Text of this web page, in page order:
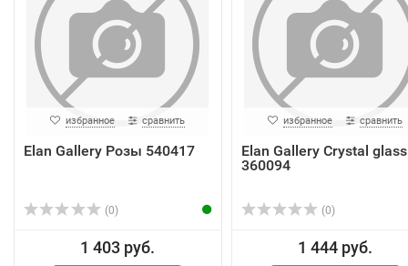
избранное сравнить
Elan Gallery Розы 540417
(0)
1 403 руб.
избранное сравнить
Elan Gallery Crystal glass
360094
(0)
1 444 руб.